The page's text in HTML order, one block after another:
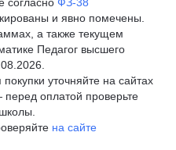
и явно помечены.
а также текущем
Педагог высшего
уточняйте на сайтах
оплатой проверьте
на сайте